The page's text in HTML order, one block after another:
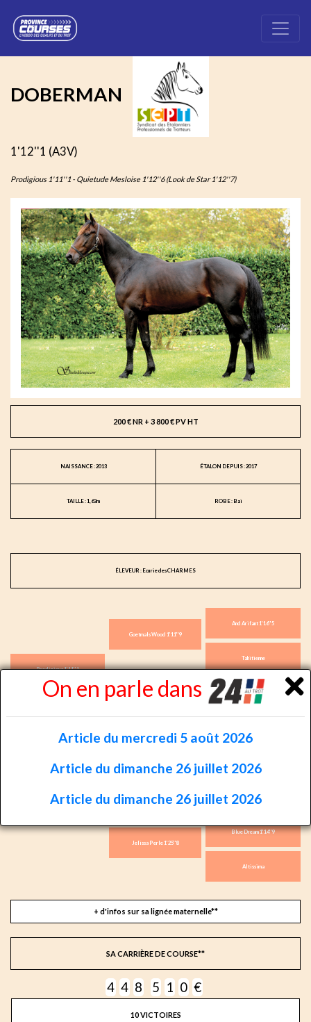
On en parle dans
Article du mercredi 5 août 2026
Article du dimanche 26 juillet 2026
Article du dimanche 26 juillet 2026
DOBERMAN
1'12''1 (A3V)
Prodigious 1'11''1 - Quietude Mesloise 1'12''6 (Look de Star 1'12''7)
200 € NR + 3 800 € PV HT
NAISSANCE : 2013 ÉTALON DEPUIS : 2017
TAILLE : 1,63m ROBE : Bai
ÉLEVEUR : Ecurie des CHARMES
Goetmals Wood 1'11''9
And Arifant 1'16''5
Prodigious 1'11''1
Tahitienne
Buvetier d'Aunou (US) 1'14''4
Look de Star 1'12''7
Coktail Jet 1'11''2
Corte 1'13''6
Jelissa Perle 1'25''8
Blue Dream 1'14''9
Altissima
+ d'infos sur sa lignée maternelle**
SA CARRIÈRE DE COURSE**
4 4 8 5 1 0 €
10 VICTOIRES